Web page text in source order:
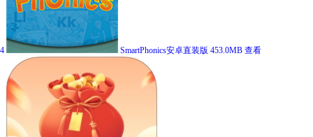
4 SmartPhonics安卓直装版 453.0MB 查看